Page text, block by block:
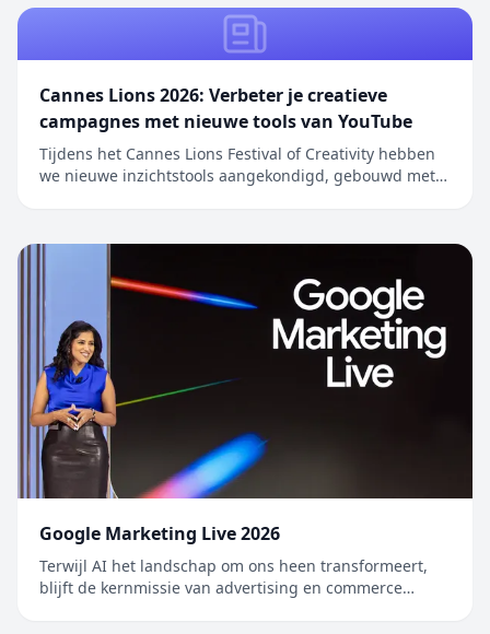
Cannes Lions 2026: Verbeter je creatieve
campagnes met nieuwe tools van YouTube
Tijdens het Cannes Lions Festival of Creativity hebben
we nieuwe inzichtstools aangekondigd, gebouwd met
Google Marketing Live 2026
Terwijl AI het landschap om ons heen transformeert,
blijft de kernmissie van advertising en commerce